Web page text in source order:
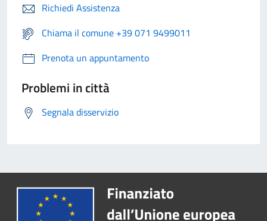
Richiedi Assistenza
Chiama il comune +39 071 9499011
Prenota un appuntamento
Problemi in città
Segnala disservizio